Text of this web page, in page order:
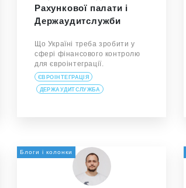
Рахункової палати і
Держаудитслужби
Що Україні треба зробити у
сфері фінансового контролю
для євроінтеграції.
ЄВРОІНТЕГРАЦІЯ
ДЕРЖАУДИТСЛУЖБА
Блоги і колонки